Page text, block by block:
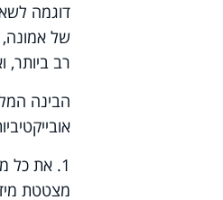
דוגמה
של אמונה,
רב ביותר,
מצטטת